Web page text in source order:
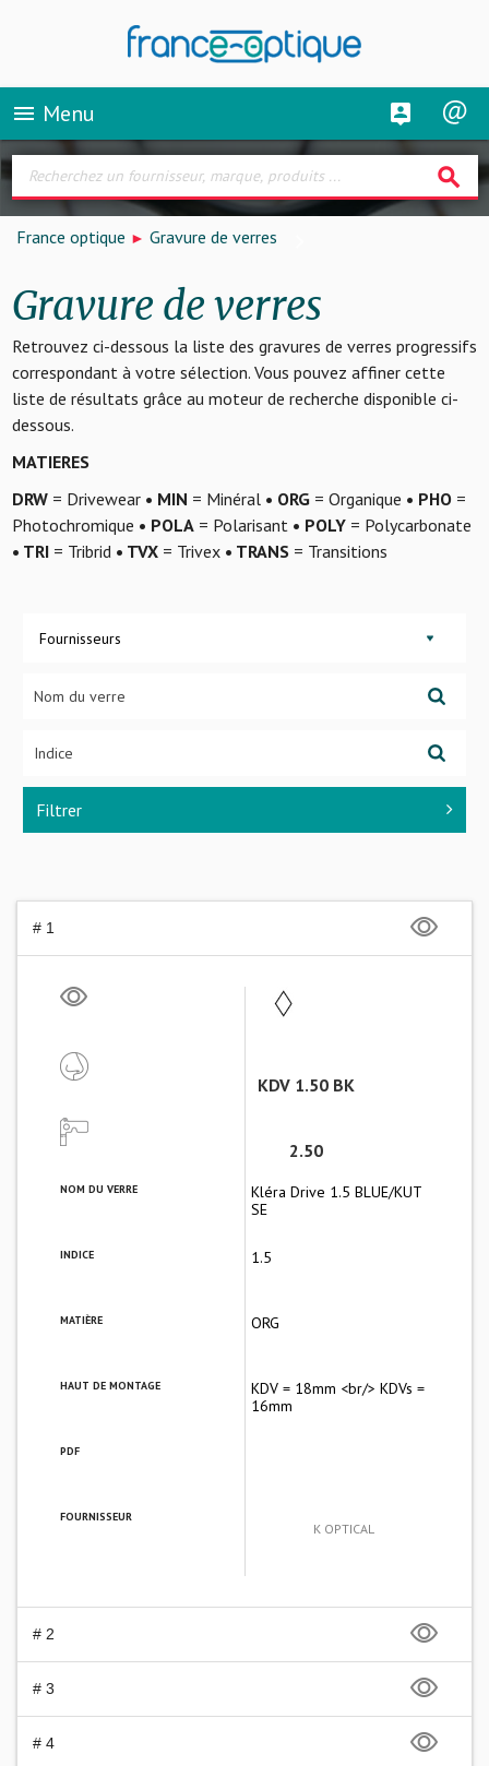
menu Menu
search
France optique Gravure de verres
Gravure de verres
Retrouvez ci-dessous la liste des gravures de verres progressifs
correspondant à votre sélection. Vous pouvez affiner cette
liste de résultats grâce au moteur de recherche disponible ci-
dessous.
MATIERES
DRW= Drivewear • MIN = Minéral • ORG= Organique • PHO=
Photochromique • POLA= Polarisant • POLY= Polycarbonate
• TRI= Tribrid • TVX= Trivex • TRANS= Transitions
Fournisseurs
Filtrer
# 1
KDV 1.50 BK
2.50
NOM DU VERRE
Kléra Drive 1.5 BLUE/KUT
SE
INDICE 1.5
MATIÈRE ORG
HAUT DE MONTAGE
KDV = 18mm <br/> KDVs =
16mm
PDF
FOURNISSEUR
K OPTICAL
# 2
# 3
# 4